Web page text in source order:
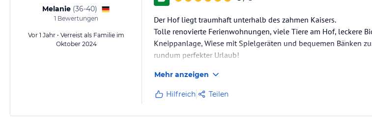
Melanie (36-40)
1 Bewertungen
Vor 1 Jahr • Verreist als Familie im
Oktober 2024
Der Hof liegt traumhaft unterhalb des zahmen Kaisers.
Tolle renovierte Ferienwohnungen, viele Tiere am Hof, leckere
Kneippanlage, Wiese mit Spielgeräten und bequemen Bänken
rundum perfekter Urlaub!
Mehr anzeigen
Hilfreich Teilen